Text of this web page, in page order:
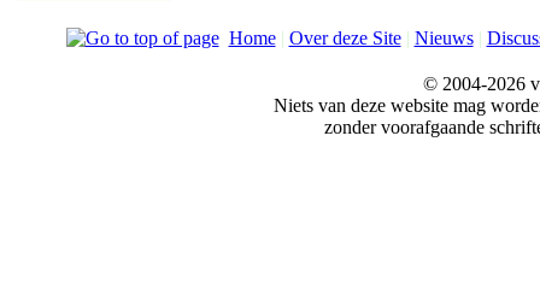
Home| Over deze Site| Nieuws|
© 2004-2026
Niets van deze website mag
zonder voorafgaande